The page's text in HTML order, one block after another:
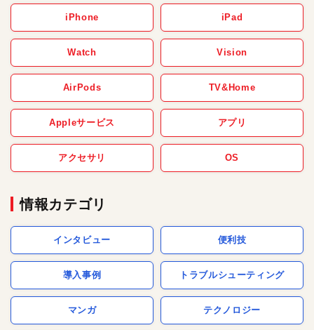
iPhone iPad
Watch Vision
AirPods TV&Home
Appleサービス アプリ
アクセサリ OS
情報カテゴリ
インタビュー 便利技
導入事例 トラブルシューティング
マンガ テクノロジー